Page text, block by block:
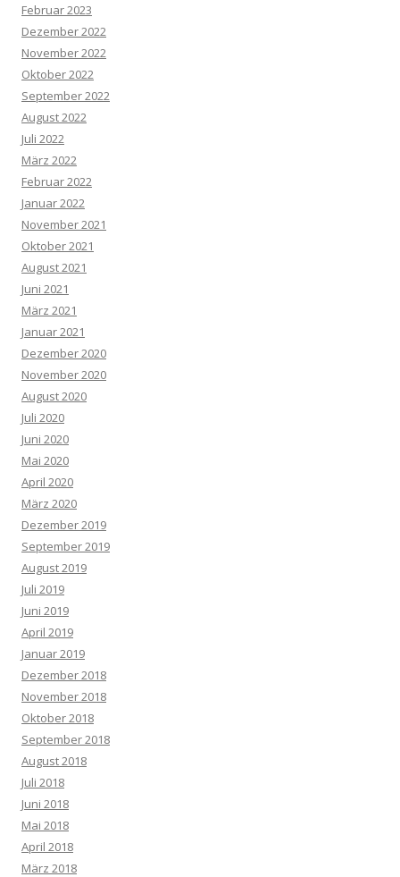
Februar 2023
Dezember 2022
November 2022
Oktober 2022
September 2022
August 2022
Juli 2022
März 2022
Februar 2022
Januar 2022
November 2021
Oktober 2021
August 2021
Juni 2021
März 2021
Januar 2021
Dezember 2020
November 2020
August 2020
Juli 2020
Juni 2020
Mai 2020
April 2020
März 2020
Dezember 2019
September 2019
August 2019
Juli 2019
Juni 2019
April 2019
Januar 2019
Dezember 2018
November 2018
Oktober 2018
September 2018
August 2018
Juli 2018
Juni 2018
Mai 2018
April 2018
März 2018